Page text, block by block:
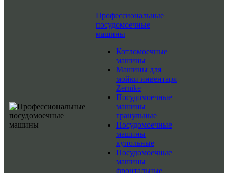
Профессиональные
посудомоечные
машины
Котломоечные
машины
Машины для
мойки инвентаря
Zernike
Посудомоечные
машины
гранульные
Посудомоечные
машины
купольные
Посудомоечные
машины
фронтальные